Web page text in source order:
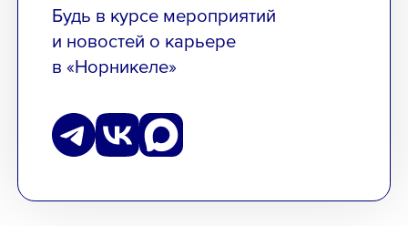
Будь в курсе мероприятий
и новостей о карьере
в «Норникеле»